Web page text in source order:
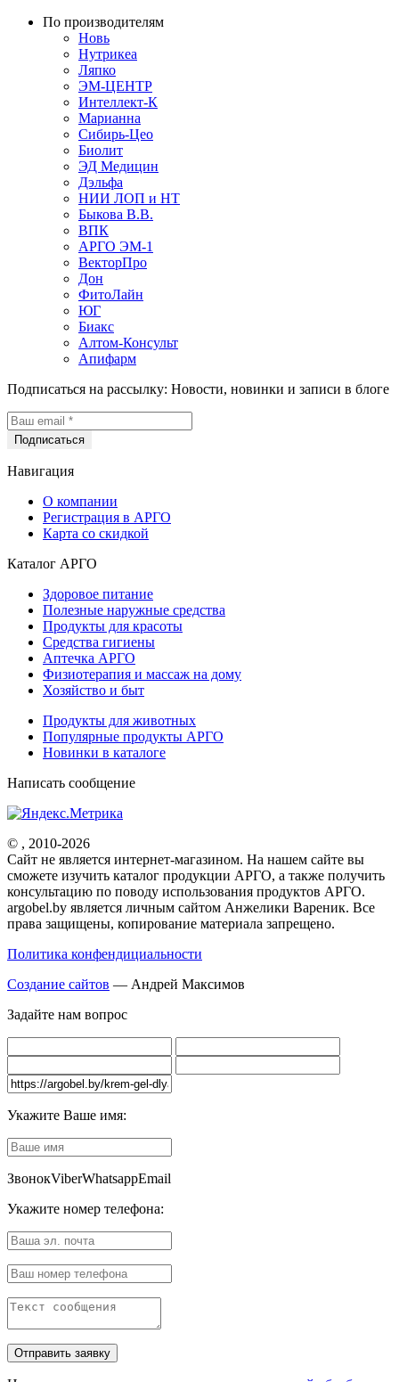
По производителям
Новь
Нутрикеа
Ляпко
ЭМ-ЦЕНТР
Интеллект-К
Марианна
Сибирь-Цео
Биолит
ЭД Медицин
Дэльфа
НИИ ЛОП и НТ
Быкова В.В.
ВПК
АРГО ЭМ-1
ВекторПро
Дон
ФитоЛайн
ЮГ
Биакс
Алтом-Консульт
Апифарм
Подписаться на рассылку: Новости, новинки и записи в блоге
Навигация
О компании
Регистрация в АРГО
Карта со скидкой
Каталог АРГО
Здоровое питание
Полезные наружные средства
Продукты для красоты
Средства гигиены
Аптечка АРГО
Физиотерапия и массаж на дому
Хозяйство и быт
Продукты для животных
Популярные продукты АРГО
Новинки в каталоге
Написать сообщение
© , 2010-2026
Cайт не является интернет-магазином. На нашем сайте вы
сможете изучить каталог продукции АРГО, а также получить
консультацию по поводу использования продуктов АРГО.
argobel.by является личным сайтом Анжелики Вареник. Все
права защищены, копирование материала запрещено.
Политика конфендициальности
Создание сайтов — Андрей Максимов
Задайте нам вопрос
Укажите Ваше имя:
ЗвонокViberWhatsappEmail
Укажите номер телефона: